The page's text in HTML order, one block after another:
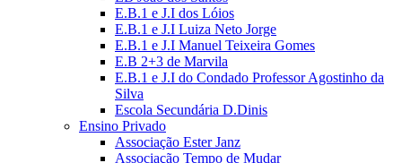
E.B.1 e J.I dos Lóios
E.B.1 e J.I Luiza Neto Jorge
E.B.1 e J.I Manuel Teixeira Gomes
E.B 2+3 de Marvila
E.B.1 e J.I do Condado Professor Agostinho da
Silva
Escola Secundária D.Dinis
Ensino Privado
Associação Ester Janz
Associação Tempo de Mudar